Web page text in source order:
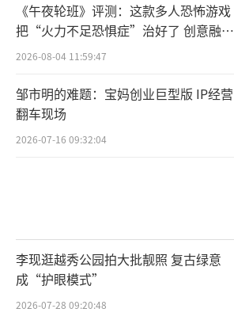
《午夜轮班》评测：这款多人恐怖游戏
把“火力不足恐惧症”治好了 创意融合
超商经营与怪谈
2026-08-04 11:59:47
邹市明的难题：宝妈创业巨型版 IP经营
翻车现场
2026-07-16 09:32:04
李现逛越秀公园拍大批靓照 复古绿意
成“护眼模式”
2026-07-28 09:20:48